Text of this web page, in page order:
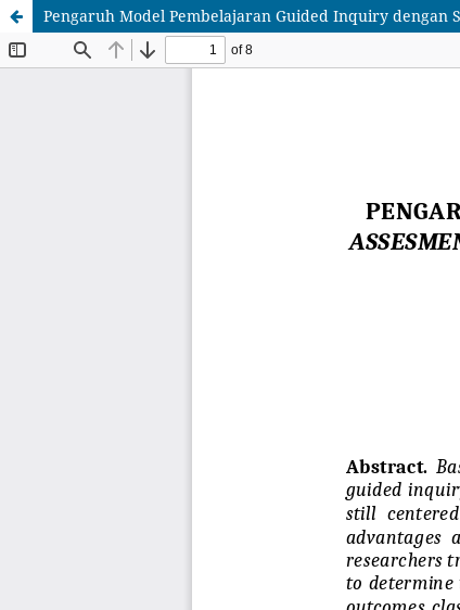
Pengaruh Model Pembelajaran Guided Inquiry dengan